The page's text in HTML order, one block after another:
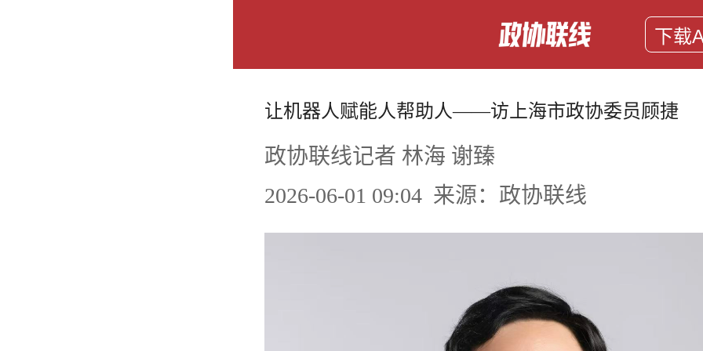
下载
让机器人赋能人帮助人——访上海市政协委员顾捷
政协联线记者 林海 谢臻
2026-06-01 09:04 来源：政协联线